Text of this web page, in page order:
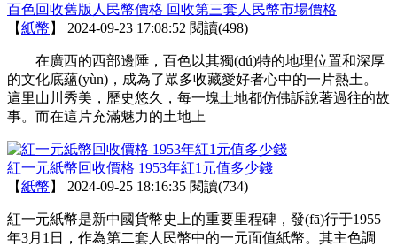
百色回收舊版人民幣價格 回收第三套人民幣市場價格
【紙幣 】 2024-09-23 17:08:52 閱讀(498)
在廣西的西部邊陲，百色以其獨(dú)特的地理位置和深厚
的文化底蘊(yùn)，成為了眾多收藏愛好者心中的一片熱土。
這里山川秀美，歷史悠久，每一塊土地都仿佛訴說著過往的故
事。而在這片充滿魅力的土地上
紅一元紙幣回收價格 1953年紅1元值多少錢
【紙幣 】 2024-09-25 18:16:35 閱讀(734)
紅一元紙幣是新中國貨幣史上的重要里程碑，發(fā)行于1955
年3月1日，作為第二套人民幣中的一元面值紙幣。其主色調